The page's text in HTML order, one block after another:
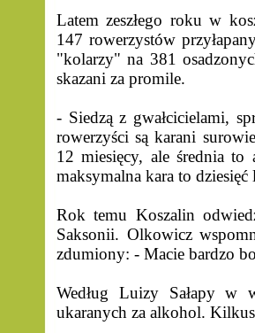
Latem zeszłego roku w
147 rowerzystów
"kolarzy" na 381
skazani za promile.
- Siedzą z gwałcicielami,
rowerzyści są karani
12 miesięcy, ale średnia to
maksymalna kara to
Rok temu Koszalin
Saksonii. Olkowicz
zdumiony: - Macie bardzo
Według Luizy Sałapy w
ukaranych za alkohol.